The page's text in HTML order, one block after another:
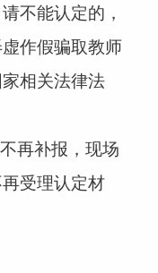
不能认定的，
作假骗取教师
相关法律法
再补报，现场
受理认定材